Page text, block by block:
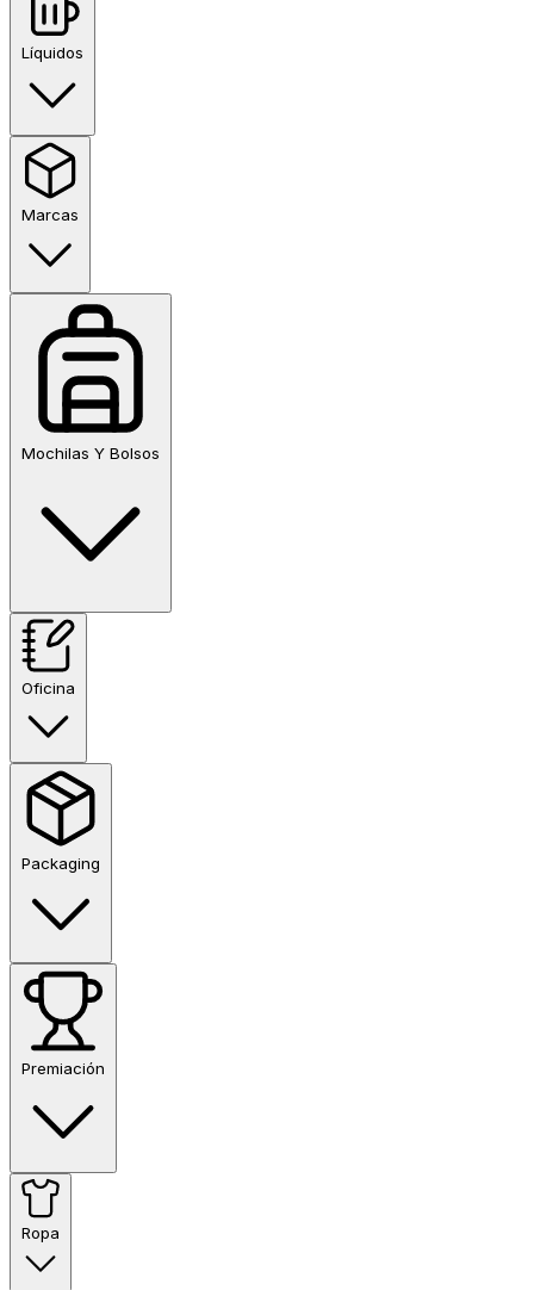
Líquidos
Marcas
Mochilas Y Bolsos
Oficina
Packaging
Premiación
Ropa